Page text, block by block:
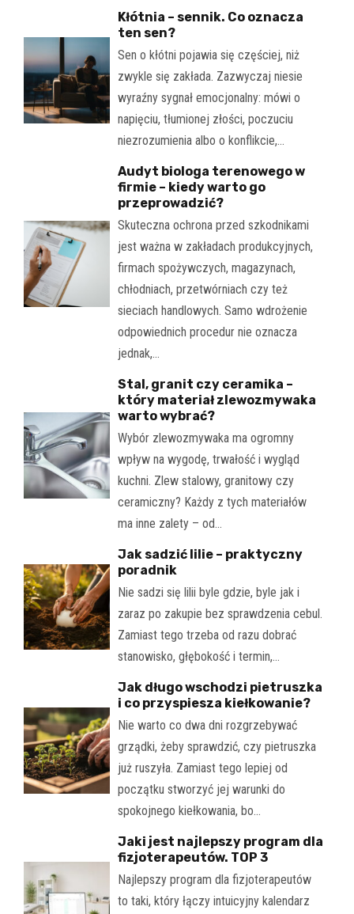
Kłótnia – sennik. Co oznacza
ten sen?
Sen o kłótni pojawia się częściej, niż
zwykle się zakłada. Zazwyczaj niesie
wyraźny sygnał emocjonalny: mówi o
napięciu, tłumionej złości, poczuciu
niezrozumienia albo o konflikcie,…
Audyt biologa terenowego w
firmie – kiedy warto go
przeprowadzić?
Skuteczna ochrona przed szkodnikami
jest ważna w zakładach produkcyjnych,
firmach spożywczych, magazynach,
chłodniach, przetwórniach czy też
sieciach handlowych. Samo wdrożenie
odpowiednich procedur nie oznacza
jednak,…
Stal, granit czy ceramika –
który materiał zlewozmywaka
warto wybrać?
Wybór zlewozmywaka ma ogromny
wpływ na wygodę, trwałość i wygląd
kuchni. Zlew stalowy, granitowy czy
ceramiczny? Każdy z tych materiałów
ma inne zalety – od…
Jak sadzić lilie – praktyczny
poradnik
Nie sadzi się lilii byle gdzie, byle jak i
zaraz po zakupie bez sprawdzenia cebul.
Zamiast tego trzeba od razu dobrać
stanowisko, głębokość i termin,…
Jak długo wschodzi pietruszka
i co przyspiesza kiełkowanie?
Nie warto co dwa dni rozgrzebywać
grządki, żeby sprawdzić, czy pietruszka
już ruszyła. Zamiast tego lepiej od
początku stworzyć jej warunki do
spokojnego kiełkowania, bo…
Jaki jest najlepszy program dla
fizjoterapeutów. TOP 3
Najlepszy program dla fizjoterapeutów
to taki, który łączy intuicyjny kalendarz